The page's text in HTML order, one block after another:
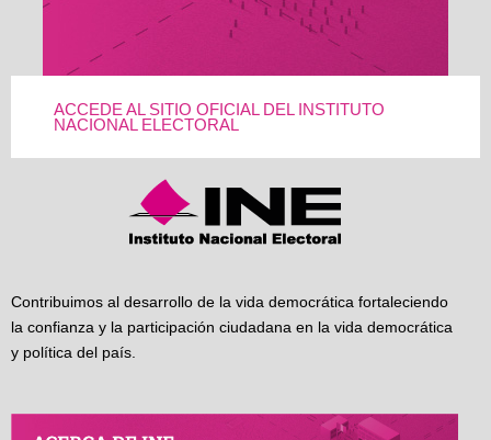
ACCEDE AL SITIO OFICIAL DEL INSTITUTO
NACIONAL ELECTORAL
Contribuimos al desarrollo de la vida democrática fortaleciendo
la confianza y la participación ciudadana en la vida democrática
y política del país.